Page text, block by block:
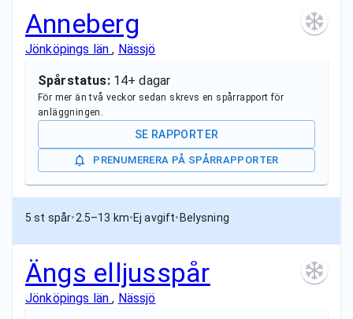
Anneberg
Jönköpings län, Nässjö
Spårstatus: 14+ dagar
För mer än två veckor sedan skrevs en spårrapport för
anläggningen.
SE RAPPORTER
PRENUMERERA PÅ SPÅRRAPPORTER
5 st spår•2.5–13 km•Ej avgift• Belysning
Ängs elljusspår
Jönköpings län, Nässjö